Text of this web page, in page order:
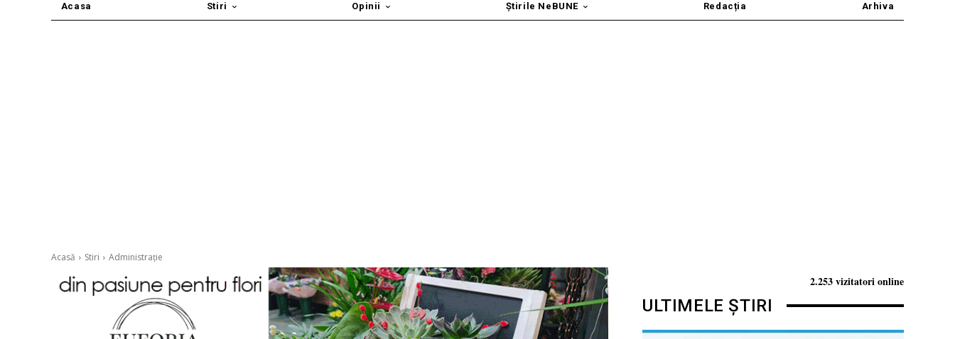
Acasa Stiri Opinii Știrile NeBUNE Redacția Arhiva
Acasă Stiri Administrație
2.253 vizitatori online
ULTIMELE ȘTIRI